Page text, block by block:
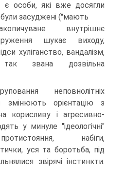
є особи, які вже досягли
були засуджені ("мають
внутрішнє
шукає виходу,
хуліганство, вандалізм,
так звана дозвільна
неповнолітніх
змінюють орієнтацію з
корисливу і агресивно-
у минуле "ідеологічні"
набіги,
уся та боротьба, під
звірячі інстинкти.